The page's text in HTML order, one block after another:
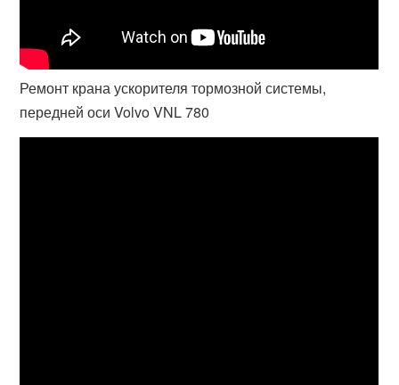
Ремонт крана ускорителя тормозной системы,
передней оси Volvo VNL 780